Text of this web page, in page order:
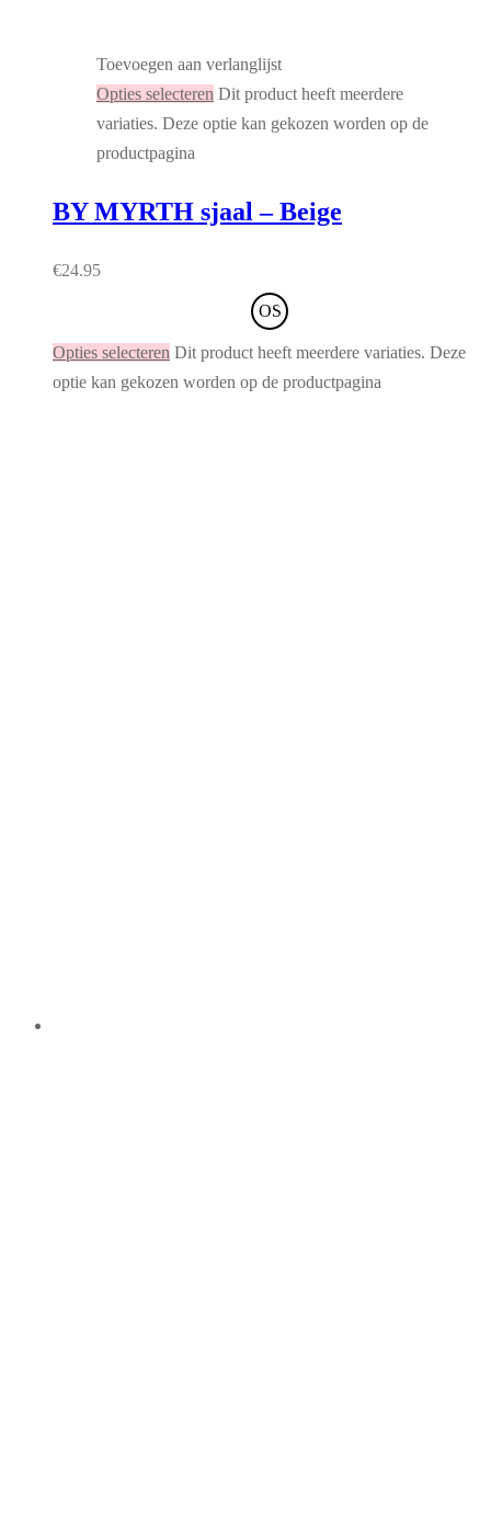
Toevoegen aan verlanglijst
Opties selecteren Dit product heeft meerdere
variaties. Deze optie kan gekozen worden op de
productpagina
BY MYRTH sjaal – Beige
€24.95
OS
Opties selecteren Dit product heeft meerdere variaties. Deze
optie kan gekozen worden op de productpagina